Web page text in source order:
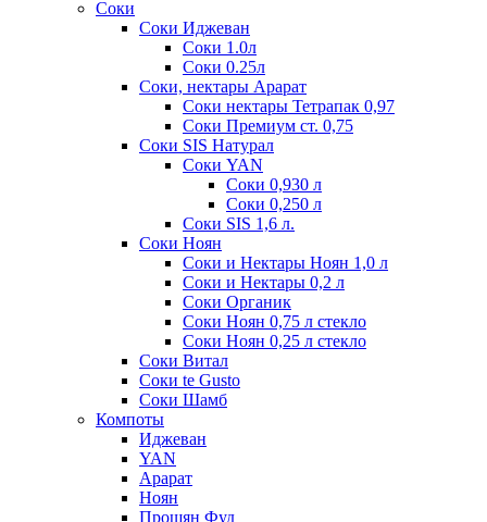
Соки
Соки Иджеван
Соки 1.0л
Соки 0.25л
Соки, нектары Арарат
Соки нектары Тетрапак 0,97
Соки Премиум ст. 0,75
Соки SIS Натурал
Соки YAN
Соки 0,930 л
Соки 0,250 л
Соки SIS 1,6 л.
Соки Ноян
Соки и Нектары Ноян 1,0 л
Соки и Нектары 0,2 л
Соки Органик
Соки Ноян 0,75 л стекло
Соки Ноян 0,25 л стекло
Соки Витал
Соки te Gusto
Соки Шамб
Компоты
Иджеван
YAN
Арарат
Ноян
Прошян Фуд